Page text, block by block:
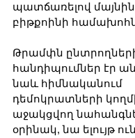
պատճառելով
բիթքոինի
Թրամփն
հանդիպումներ էր
նաև հիմնականում
դեմոկրատների
աջակցվող
օրինակ, նա ելույթ